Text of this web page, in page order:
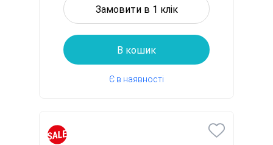
Замовити в 1 клік
В кошик
Є в наявності